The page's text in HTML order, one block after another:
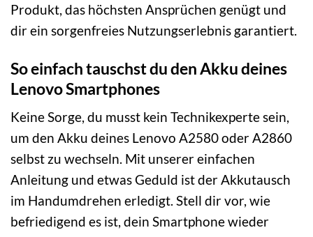
Produkt, das höchsten Ansprüchen genügt und
dir ein sorgenfreies Nutzungserlebnis garantiert.
So einfach tauschst du den Akku deines
Lenovo Smartphones
Keine Sorge, du musst kein Technikexperte sein,
um den Akku deines Lenovo A2580 oder A2860
selbst zu wechseln. Mit unserer einfachen
Anleitung und etwas Geduld ist der Akkutausch
im Handumdrehen erledigt. Stell dir vor, wie
befriedigend es ist, dein Smartphone wieder